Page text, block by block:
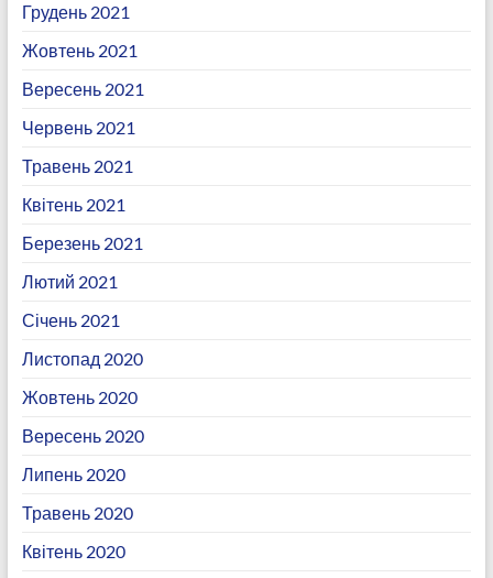
Грудень 2021
Жовтень 2021
Вересень 2021
Червень 2021
Травень 2021
Квітень 2021
Березень 2021
Лютий 2021
Січень 2021
Листопад 2020
Жовтень 2020
Вересень 2020
Липень 2020
Травень 2020
Квітень 2020